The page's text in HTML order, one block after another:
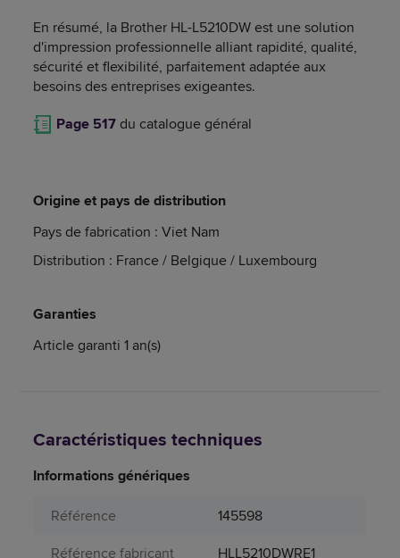
En résumé, la Brother HL-L5210DW est une solution
d'impression professionnelle alliant rapidité, qualité,
sécurité et flexibilité, parfaitement adaptée aux
besoins des entreprises exigeantes.
Page 517 du catalogue général
Origine et pays de distribution
Pays de fabrication : Viet Nam
Distribution : France / Belgique / Luxembourg
Garanties
Article garanti 1 an(s)
Caractéristiques techniques
Informations génériques
Référence
145598
Référence fabricant
HLL5210DWRE1